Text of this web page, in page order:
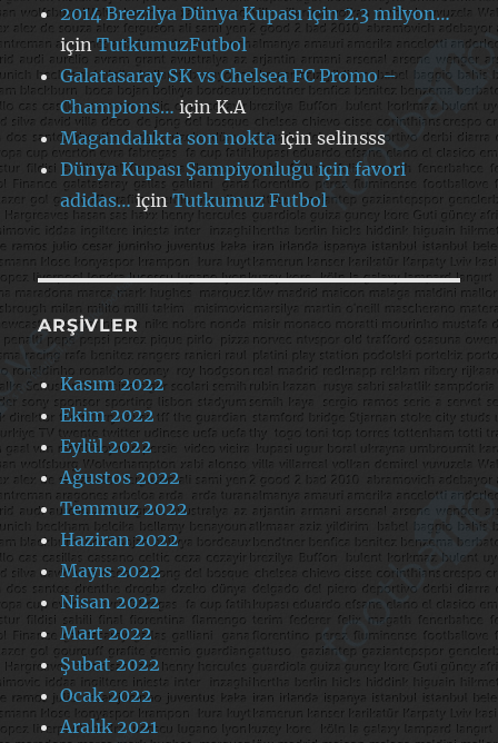
2014 Brezilya Dünya Kupası için 2.3 milyon…
içinTutkumuzFutbol
Galatasaray SK vs Chelsea FC Promo –
Champions…içinK.A
Magandalıkta son nokta içinselinsss
Dünya Kupası Şampiyonluğu için favori
adidas… içinTutkumuz Futbol
ARŞIVLER
Kasım 2022
Ekim 2022
Eylül 2022
Ağustos 2022
Temmuz 2022
Haziran 2022
Mayıs 2022
Nisan 2022
Mart 2022
Şubat 2022
Ocak 2022
Aralık 2021